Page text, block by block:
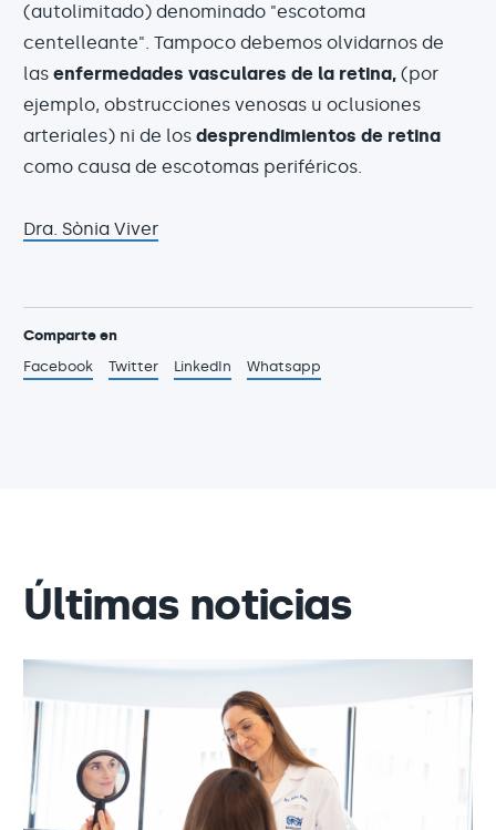
(autolimitado) denominado "escotoma
centelleante". Tampoco debemos olvidarnos de
las enfermedades vasculares de la retina, (por
ejemplo, obstrucciones venosas u oclusiones
arteriales) ni de los desprendimientos de retina
como causa de escotomas periféricos.
Dra. Sònia Viver
Comparte en
Facebook
Twitter LinkedIn Whatsapp
Últimas noticias